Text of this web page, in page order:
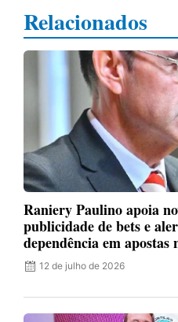
Relacionados
Raniery Paulino apoia
publicidade de bets e
dependência em apostas
12 de julho de 2026